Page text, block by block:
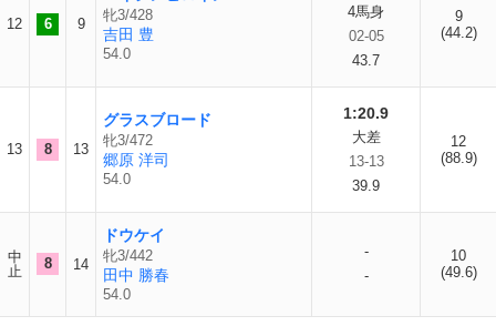
12 6 9
牝3/428
吉田 豊
54.0
4馬身
02-05
43.7
9
(44.2)
13 8 13
グラスブロード
牝3/472
郷原 洋司
54.0
1:20.9
大差
13-13
39.9
12
(88.9)
中
止
8 14
ドウケイ
牝3/442
田中 勝春
54.0
-
-
10
(49.6)